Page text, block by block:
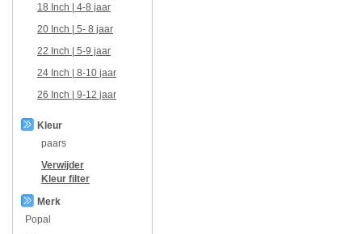
18 Inch | 4-8 jaar
20 Inch | 5- 8 jaar
22 Inch | 5-9 jaar
24 Inch | 8-10 jaar
26 Inch | 9-12 jaar
Kleur
paars
Verwijder
Kleur filter
Merk
Popal